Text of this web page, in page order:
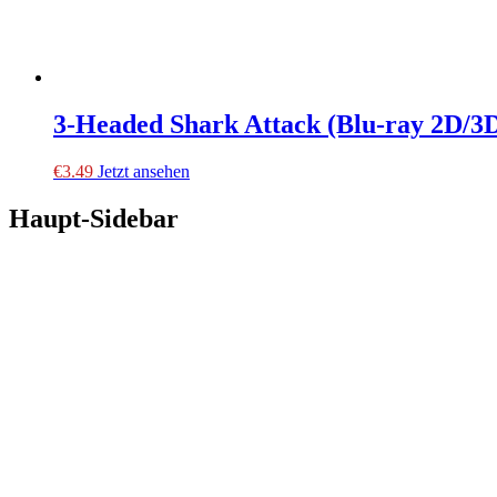
3-Headed Shark Attack (Blu-ray 2D/
€3.49 Jetzt ansehen
Haupt-Sidebar